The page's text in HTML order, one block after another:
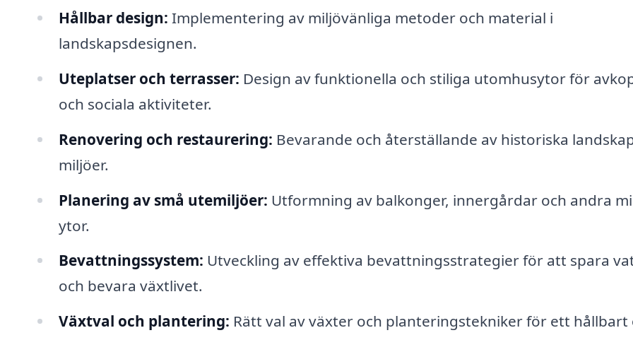
Hållbar design: Implementering av miljövänliga metoder och material i
landskapsdesignen.
Uteplatser och terrasser: Design av funktionella och stiliga utomhusytor för
och sociala aktiviteter.
Renovering och restaurering: Bevarande och återställande av historiska
miljöer.
Planering av små utemiljöer: Utformning av balkonger, innergårdar och andra
ytor.
Bevattningssystem: Utveckling av effektiva bevattningsstrategier för att spara
och bevara växtlivet.
Växtval och plantering: Rätt val av växter och planteringstekniker för ett hållbart